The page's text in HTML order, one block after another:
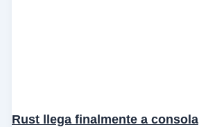
Rust llega finalmente a consola